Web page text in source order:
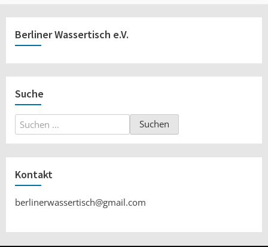
Berliner Wassertisch e.V.
Suche
Suchen
nach:
Kontakt
berlinerwassertisch@gmail.com